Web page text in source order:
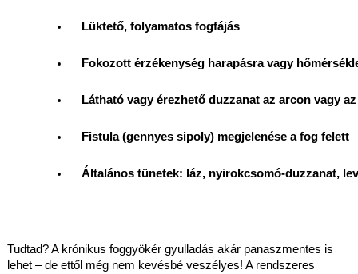
Lüktető, folyamatos fogfájás
Fokozott érzékenység harapásra vagy
Látható vagy érezhető duzzanat az arcon vagy
Fistula (gennyes sipoly) megjelenése a fog felett
Általános tünetek: láz, nyirokcsomó-duzzanat,
Tudtad? A krónikus foggyökér gyulladás akár panaszmentes is
lehet – de ettől még nem kevésbé veszélyes! A rendszeres